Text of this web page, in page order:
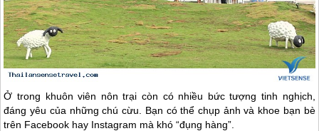
Ở trong khuôn viên nôn trại còn có nhiều bức tượng tinh nghịch,
đáng yêu của những chú cừu. Bạn có thể chụp ảnh và khoe bạn bè
trên Facebook hay Instagram mà khó “đụng hàng”.